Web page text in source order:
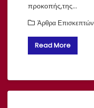
προκοπής,της…
Άρθρα Επισκεπτών
Read More